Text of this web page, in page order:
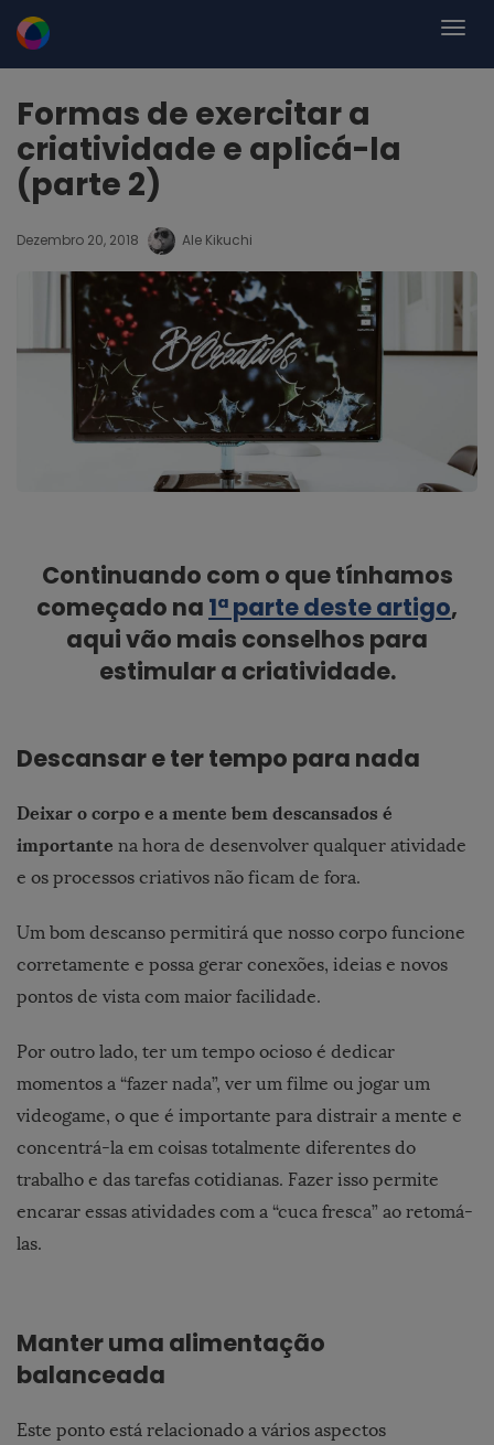
Formas de exercitar a
criatividade e aplicá-la
(parte 2)
Dezembro 20, 2018 Ale Kikuchi
Continuando com o que tínhamos
começado na 1ª parte deste artigo,
aqui vão mais conselhos para
estimular a criatividade.
Descansar e ter tempo para nada
Deixar o corpo e a mente bem descansados é
importante na hora de desenvolver qualquer atividade
e os processos criativos não ficam de fora.
Um bom descanso permitirá que nosso corpo funcione
corretamente e possa gerar conexões, ideias e novos
pontos de vista com maior facilidade.
Por outro lado, ter um tempo ocioso é dedicar
momentos a “fazer nada”, ver um filme ou jogar um
videogame, o que é importante para distrair a mente e
concentrá-la em coisas totalmente diferentes do
trabalho e das tarefas cotidianas. Fazer isso permite
encarar essas atividades com a “cuca fresca” ao retomá-
las.
Manter uma alimentação
balanceada
Este ponto está relacionado a vários aspectos